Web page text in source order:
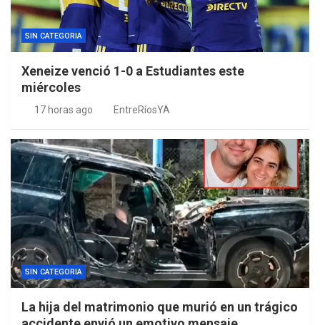
SIN CATEGORIA
Xeneize venció 1-0 a Estudiantes este
miércoles
17 horas ago EntreRíosYA
SIN CATEGORIA
La hija del matrimonio que murió en un trágico